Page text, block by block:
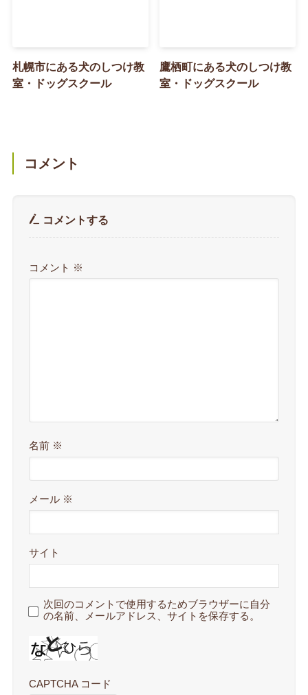
札幌市にある犬のしつけ教
室・ドッグスクール
鷹栖町にある犬のしつけ教
室・ドッグスクール
コメント
コメントする
コメント ※
名前 ※
メール ※
サイト
次回のコメントで使用するためブラウザーに自分
の名前、メールアドレス、サイトを保存する。
CAPTCHA コード